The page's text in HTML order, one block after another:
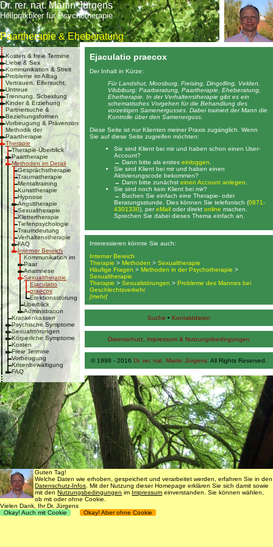
Dr. rer. nat. Martin Jürgens
Heilpraktiker für Psychotherapie
Paartherapie & Eheberatung
Kosten & freie Termine
Liebe & Sex
Kommunikation & Streit
Probleme im Alltag
Vertrauen, Eifersucht,
Untreue
Trennung, Scheidung
Kinder & Erziehung
Partnersuche &
Beziehungsformen
Vorbeugung & Prävention
Methodik der
Paartherapie
Therapie
Therapie-Überblick
Paartherapie
Methoden im Detail
Gesprächstherapie
Traumatherapie
Mentaltraining
Kunsttherapie
Hypnose
Angsttherapie
Sexualtherapie
Klettertherapie
Tiefenpsychologie
Traumdeutung
Verhaltenstherapie
FAQ
Interner Bereich
Kommunikation im
Paar
Anamnese
Sexualtherapie
Ejaculatio
praecox
Erektionsstörung
Überblick
Administration
Krankenkassen
Psychische Symptome
Sexualstörungen
Körperliche Symptome
Kosten
Freie Termine
Vorbeugung
Krisenbewältigung
FAQ
Ejaculatio praecox
Der Inhalt in Kürze:
Für Landshut, Moosburg, Freising, Dingolfing, Velden,
Vilsbiburg: Paarberatung, Paartherapie, Eheberatung,
Ehetherapie. In der Verhaltenstherapie gibt es ein
schematisches Vorgehen für die Behandlung des
vorzeitigen Samenergusses. Dabei trainiert der Mann die
Kontrolle über den Samenerguss.
Diese Seite ist nur Klienten meiner Praxis zugänglich. Wenn
Sie auf diese Seite zugreifen möchten:
Sie sind Klient bei mir und haben schon einen User-
Account?
→ Dann bitte als erstes einloggen.
Sie sind Klient bei mir und haben einen
Aktivierungscode bekommen?
→ Dann bitte zunächst einen Account anlegen.
Sie sind noch kein Klient bei mir?
→ Buchen Sie einfach eine Therapie- oder
Beratungsstunde. Dies können Sie telefonisch (0871-
4301330), pereMail oder direkt online machen.
Sprechen Sie dabei dieses Thema einfach an.
Interessieren könnte Sie auch:
Interner Bereich
Therapie > Methoden > Sexualtherapie
Häufige Fragen > Methoden in der Psychotherapie >
Sexualtherapie
Therapie > Sexualstörungen > Probleme des Mannes bei
Geschlechtsverkehr
[mehr]
Suche • Kontaktdaten
Datenschutz Impressum & Nutzungsbedingungen
© 1998 - 2016 Dr. rer. nat. Martin Jürgens . All Rights Reserved.
Guten Tag!
Welche Daten wie erhoben, gespeichert und verarbeitet werden, erfahren Sie in den
Datenschutz-Infos . Mit der Nutzung dieser Homepage erklären Sie sich damit sowie
mit denNutzungsbedingungen im Impressum einverstanden. Sie können wählen,
ob mit oder ohne Cookie.
Vielen Dank, Ihr Dr. Jürgens
Okay! Auch mit Cookie
Okay! Aber ohne Cookie